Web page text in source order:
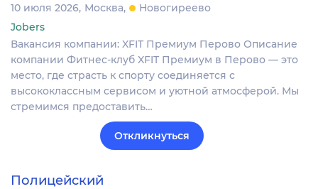
10 июля 2026 Москва
Новогиреево
Jobers
Вакансия компании: XFIT Премиум Перово Описание
компании Фитнес-клуб XFIT Премиум в Перово — это
место, где страсть к спорту соединяется с
высококлассным сервисом и уютной атмосферой. Мы
стремимся предоставить…
Откликнуться
Полицейский